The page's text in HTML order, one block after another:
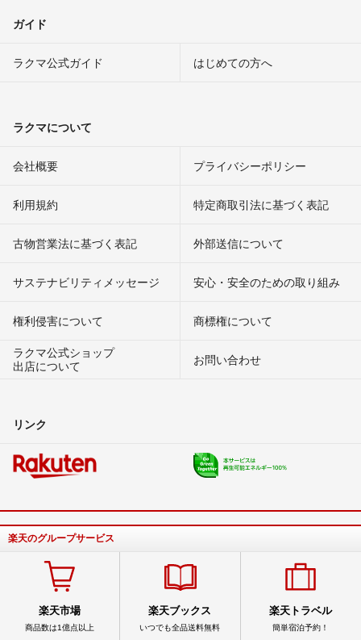
ガイド
ラクマ公式ガイド はじめての方へ
ラクマについて
会社概要 プライバシーポリシー
利用規約 特定商取引法に基づく表記
古物営業法に基づく表記 外部送信について
サステナビリティメッセージ 安心・安全のための取り組み
権利侵害について
商標権について
ラクマ公式ショップ
出店について
お問い合わせ
リンク
楽天のグループサービス
楽天市場
商品数は1億点以上
楽天ブックス
いつでも全品送料無料
楽天トラベル
簡単宿泊予約！